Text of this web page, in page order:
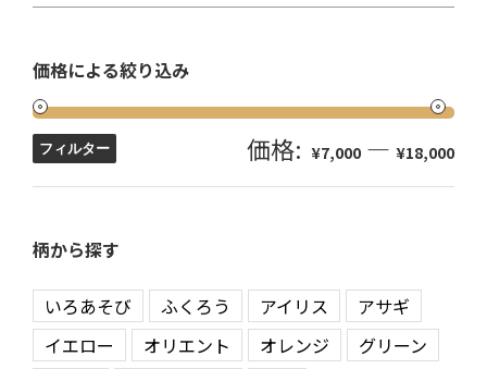
価格による絞り込み
フィルター 価格: ¥7,000 — ¥18,000
柄から探す
いろあそび ふくろう アイリス
アサギ
イエロー
オリエント オレンジ
グリーン